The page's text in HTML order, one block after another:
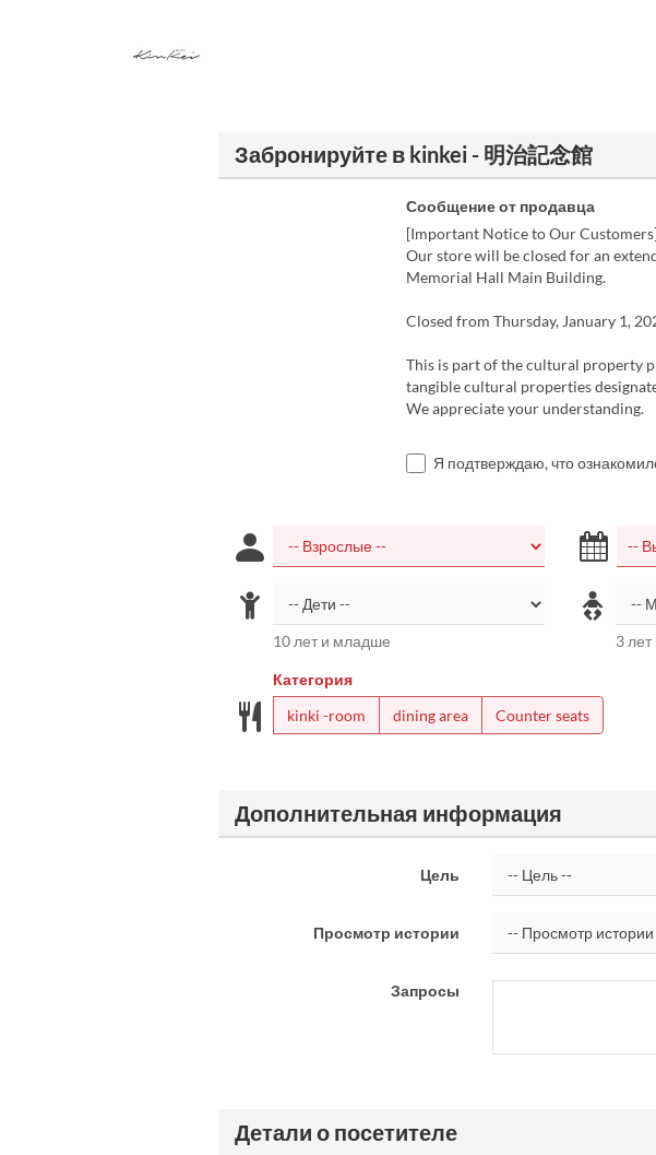
Забронируйте в kinkei - 明治記念館
Сообщение от продавца
[Important Notice to Our
Our store will be closed for an
Memorial Hall Main Building.
Closed from Thursday, January 1,
This is part of the cultural property
tangible cultural properties
We appreciate your understanding.
Я подтверждаю, что
10 лет и младше 3
Категория
kinki -room
dining area Counter seats
Дополнительная информация
Цель
Просмотр истории
Запросы
Детали о посетителе